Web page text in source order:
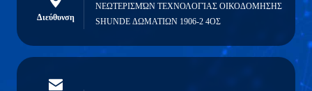
Διεύθυνση
ΝΕΩΤΕΡΙΣΜΏΝ ΤΕΧΝΟΛΟΓΊΑΣ ΟΙΚΟΔΟΜΗΣΗΣ
SHUNDE ΔΩΜΑΤΙΩΝ 1906-2 4ΟΣ